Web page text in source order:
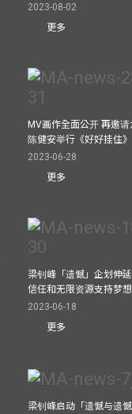
2023-08-02
更多
MV画作全面公开 再邀
陈健安举行《好好挂住
2023-06-28
更多
梁钊峰「遗憾」企划伸
信任和无限资源支持梦
2023-06-18
更多
梁钊峰启动「遗憾与遗